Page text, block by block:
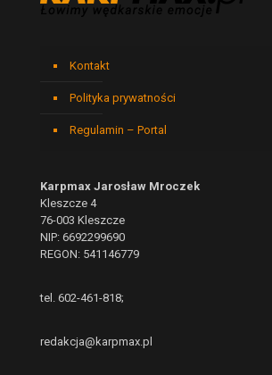
Kontakt
Polityka prywatności
Regulamin – Portal
Karpmax Jarosław Mroczek
Kleszcze 4
76-003 Kleszcze
NIP: 6692299690
REGON: 541146779
tel. 602-461-818;
redakcja@karpmax.pl